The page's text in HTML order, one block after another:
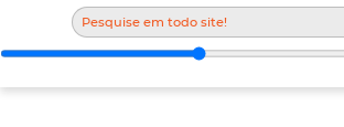
Acessibilidade: